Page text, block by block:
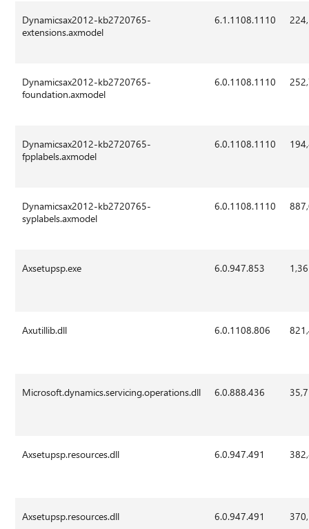
Dynamicsax2012-kb2720765-
extensions.axmodel
6.1.1108.1110
Dynamicsax2012-kb2720765-
foundation.axmodel
6.0.1108.1110
Dynamicsax2012-kb2720765-
fpplabels.axmodel
6.0.1108.1110
Dynamicsax2012-kb2720765-
syplabels.axmodel
6.0.1108.1110
Axsetupsp.exe 6.0.947.853
Axutillib.dll 6.0.1108.806
Microsoft.dynamics.servicing.operations.dll 6.0.888.436
Axsetupsp.resources.dll 6.0.947.491
Axsetupsp.resources.dll 6.0.947.491